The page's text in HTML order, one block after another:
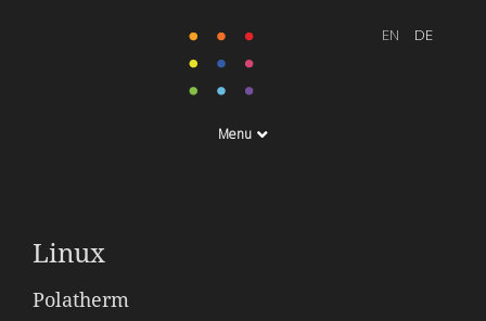
Menu
Linux
Polatherm